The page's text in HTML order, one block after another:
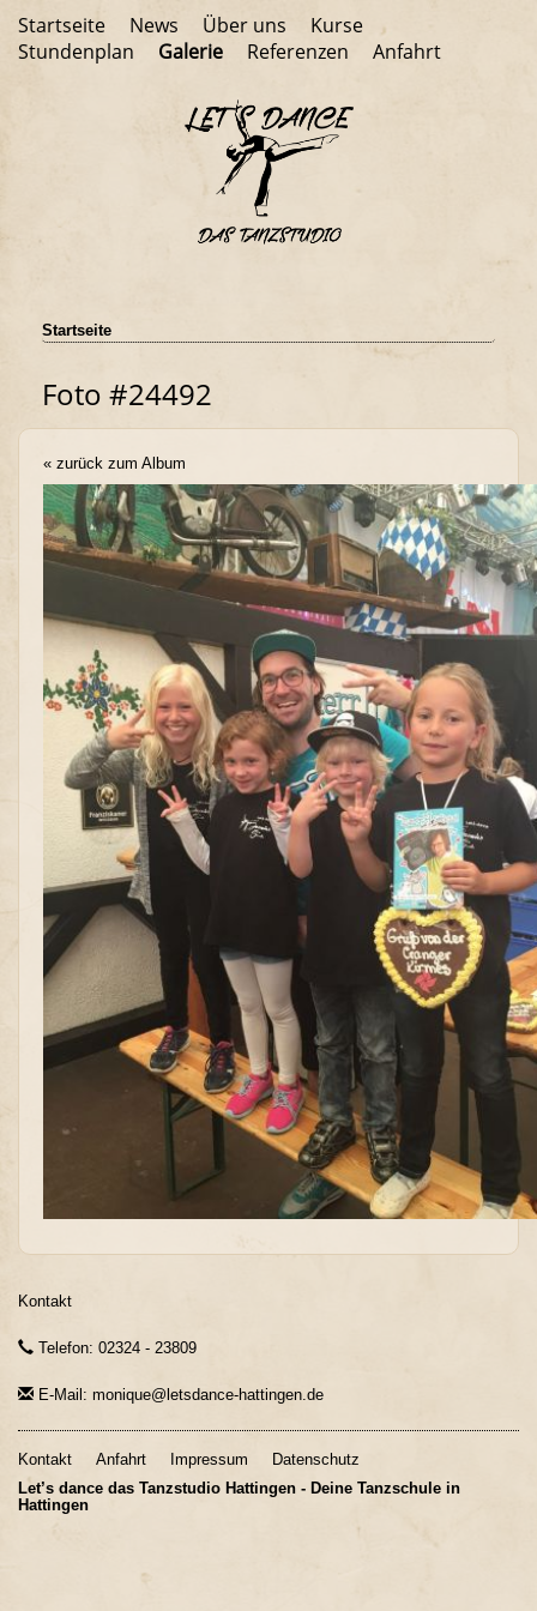
Startseite News Über uns
Kurse
Stundenplan
Galerie Referenzen Anfahrt
Startseite
Foto #24492
« zurück zum Album
Kontakt
Telefon: 02324 - 23809
E-Mail: monique@letsdance-hattingen.de
Kontakt Anfahrt Impressum
Datenschutz
Let’s dance das Tanzstudio Hattingen - Deine Tanzschule in
Hattingen